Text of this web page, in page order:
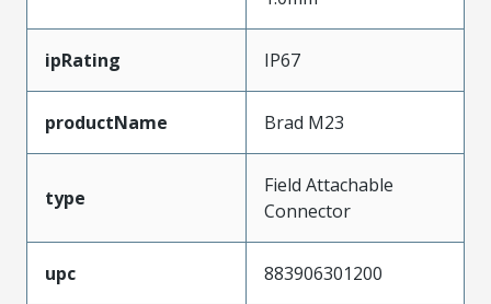
ipRating IP67
productName Brad M23
type
Field Attachable
Connector
upc 883906301200